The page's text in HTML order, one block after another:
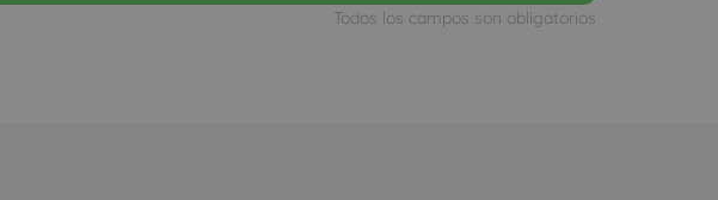
Todos los campos son obligatorios